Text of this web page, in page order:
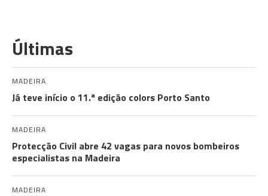
Últimas
MADEIRA
Já teve início o 11.ª edição colors Porto Santo
MADEIRA
Protecção Civil abre 42 vagas para novos bombeiros
especialistas na Madeira
MADEIRA